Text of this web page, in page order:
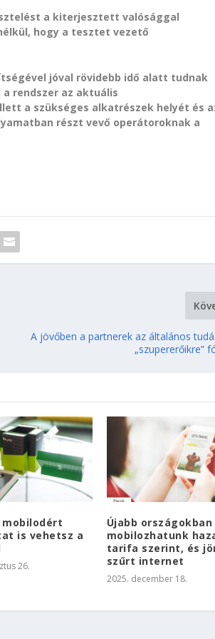
a kiterjesztett valósággal
hogy a tesztet vezető
jóval rövidebb idő alatt tudnak
rendszer az aktuális
a szükséges alkatrészek helyét és
részt vevő operátoroknak a
A jövőben a partnerek az általános
„szupererőikre”
mobilodért
is vehetsz a
26.
Újabb országokban
mobilozhatunk
tarifa szerint, és
szűrt internet
2025. december 18.